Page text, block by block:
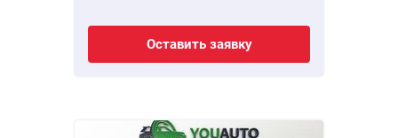
Оставить заявку